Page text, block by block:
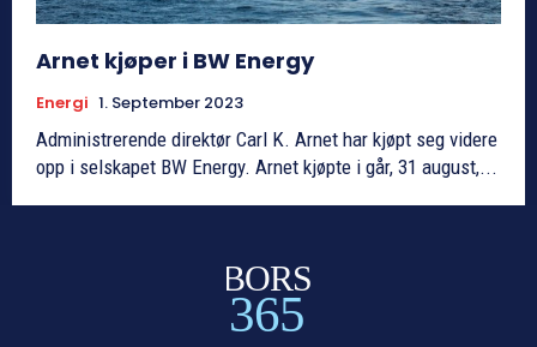
Arnet kjøper i BW Energy
Energi 1. September 2023
Administrerende direktør Carl K. Arnet har kjøpt seg videre
opp i selskapet BW Energy. Arnet kjøpte i går, 31 august,...
BORS
365